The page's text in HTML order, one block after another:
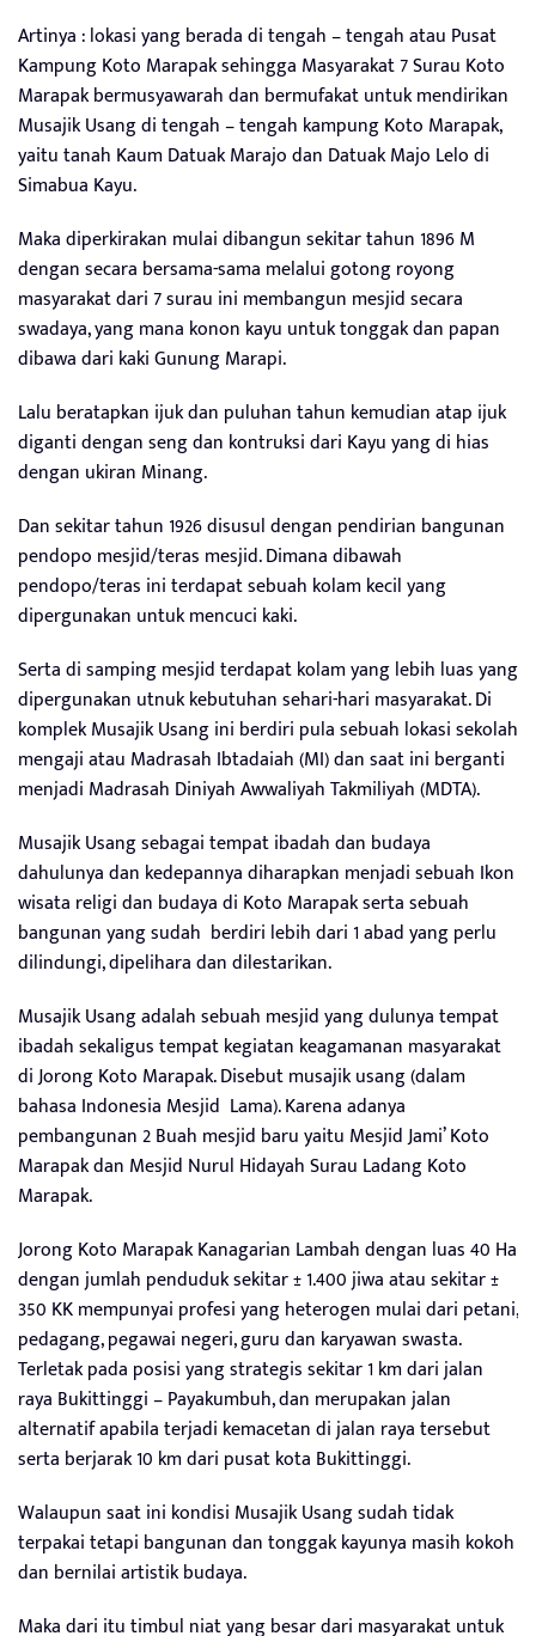
Artinya : lokasi yang berada di tengah – tengah atau Pusat
Kampung Koto Marapak sehingga Masyarakat 7 Surau Koto
Marapak bermusyawarah dan bermufakat untuk mendirikan
Musajik Usang di tengah – tengah kampung Koto Marapak,
yaitu tanah Kaum Datuak Marajo dan Datuak Majo Lelo di
Simabua Kayu.
Maka diperkirakan mulai dibangun sekitar tahun 1896 M
dengan secara bersama-sama melalui gotong royong
masyarakat dari 7 surau ini membangun mesjid secara
swadaya, yang mana konon kayu untuk tonggak dan papan
dibawa dari kaki Gunung Marapi.
Lalu beratapkan ijuk dan puluhan tahun kemudian atap ijuk
diganti dengan seng dan kontruksi dari Kayu yang di hias
dengan ukiran Minang.
Dan sekitar tahun 1926 disusul dengan pendirian bangunan
pendopo mesjid/teras mesjid. Dimana dibawah
pendopo/teras ini terdapat sebuah kolam kecil yang
dipergunakan untuk mencuci kaki.
Serta di samping mesjid terdapat kolam yang lebih luas yang
dipergunakan utnuk kebutuhan sehari-hari masyarakat. Di
komplek Musajik Usang ini berdiri pula sebuah lokasi sekolah
mengaji atau Madrasah Ibtadaiah (MI) dan saat ini berganti
menjadi Madrasah Diniyah Awwaliyah Takmiliyah (MDTA).
Musajik Usang sebagai tempat ibadah dan budaya
dahulunya dan kedepannya diharapkan menjadi sebuah Ikon
wisata religi dan budaya di Koto Marapak serta sebuah
bangunan yang sudah berdiri lebih dari 1 abad yang perlu
dilindungi, dipelihara dan dilestarikan.
Musajik Usang adalah sebuah mesjid yang dulunya tempat
ibadah sekaligus tempat kegiatan keagamanan masyarakat
di Jorong Koto Marapak. Disebut musajik usang (dalam
bahasa Indonesia Mesjid Lama). Karena adanya
pembangunan 2 Buah mesjid baru yaitu Mesjid Jami’ Koto
Marapak dan Mesjid Nurul Hidayah Surau Ladang Koto
Marapak.
Jorong Koto Marapak Kanagarian Lambah dengan luas 40 Ha
dengan jumlah penduduk sekitar ± 1.400 jiwa atau sekitar ±
350 KK mempunyai profesi yang heterogen mulai dari petani,
pedagang, pegawai negeri, guru dan karyawan swasta.
Terletak pada posisi yang strategis sekitar 1 km dari jalan
raya Bukittinggi – Payakumbuh, dan merupakan jalan
alternatif apabila terjadi kemacetan di jalan raya tersebut
serta berjarak 10 km dari pusat kota Bukittinggi.
Walaupun saat ini kondisi Musajik Usang sudah tidak
terpakai tetapi bangunan dan tonggak kayunya masih kokoh
dan bernilai artistik budaya.
Maka dari itu timbul niat yang besar dari masyarakat untuk